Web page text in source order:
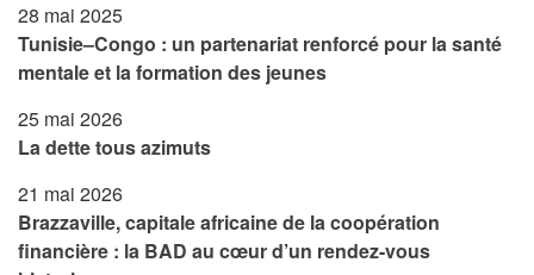
28 mai 2025
Tunisie–Congo : un partenariat renforcé pour la santé
mentale et la formation des jeunes
25 mai 2026
La dette tous azimuts
21 mai 2026
Brazzaville, capitale africaine de la coopération
financière : la BAD au cœur d’un rendez-vous